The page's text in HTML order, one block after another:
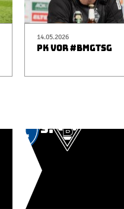
14.05.2026
PK VOR #BMGTSG